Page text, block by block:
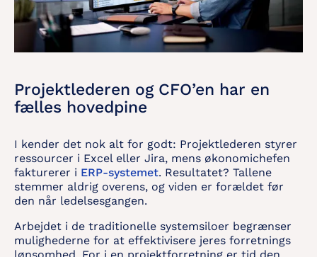
Projektlederen og CFO’en har en
fælles hovedpine
I kender det nok alt for godt: Projektlederen styrer
ressourcer i Excel eller Jira, mens økonomichefen
fakturerer i ERP-systemet. Resultatet? Tallene
stemmer aldrig overens, og viden er forældet før
den når ledelsesgangen.
Arbejdet i de traditionelle systemsiloer begrænser
mulighederne for at effektivisere jeres forretnings